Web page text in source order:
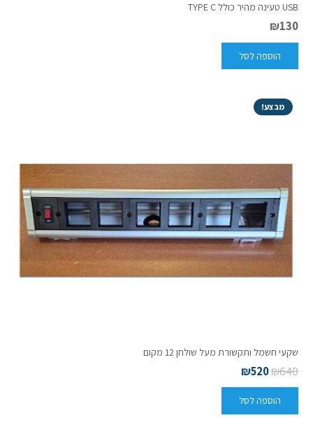
USB טעינה מהיר כולל TYPE C
₪130
הוספה לסל
מבצע!
שקעי חשמל ותקשורת מעל שולחן 12 מקום
₪640
₪520
הוספה לסל